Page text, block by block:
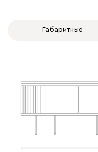
Габаритные